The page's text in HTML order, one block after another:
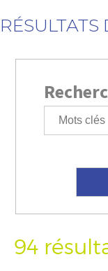
RÉSULTATS
94